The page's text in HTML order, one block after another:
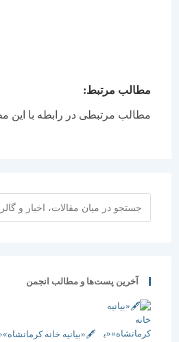
مطالب مرتبط:
مطالب مرتبطی در رابطه با این مطلب
آخرین پست‌ها و مطالب انجمن
🖋️«بیانیه خانه کرمانشاه»«به